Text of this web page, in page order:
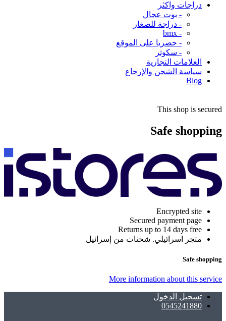
دراجات واكثر
- بوت عجال
- دراجة للصغار
- bmx
- حصريا على الموقع
- سكوتر
العلامات التجارية
سياسة الشحن والإرجاع
Blog
This shop is secured
Safe shopping
Encrypted site
Secured payment page
Returns up to 14 days free
متجر اسرائيلي. شحنات من إسرائيل
Safe shopping
More information about this service
تسجيل الدخول
0545241880